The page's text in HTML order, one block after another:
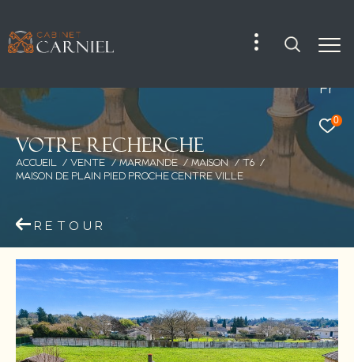
Fr
0
Votre recherche
ACCUEIL VENTE MARMANDE MAISON
T6
MAISON DE PLAIN PIED PROCHE CENTRE VILLE
RETOUR